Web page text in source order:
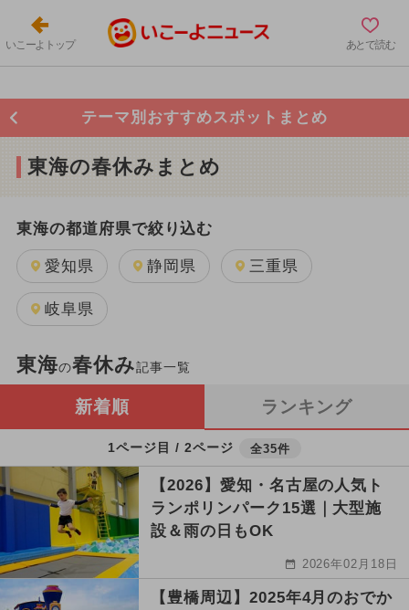
いこーよトップ あとで読む
テーマ別おすすめスポットまとめ
東海の春休みまとめ
東海の都道府県で絞り込む
愛知県 静岡県 三重県
岐阜県
東海の春休み記事一覧
新着順 ランキング
1ページ目 / 2ページ 全35件
【2026】愛知・名古屋の人気ト
ランポリンパーク15選｜大型施
設＆雨の日もOK
2026年02月18日
【豊橋周辺】2025年4月のおでか